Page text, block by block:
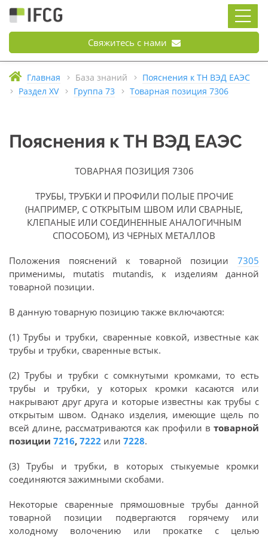
Свяжитесь с нами
Главная База знаний
Пояснения к ТН ВЭД ЕАЭС
Раздел XV
Группа 73 Товарная позиция 7306
Пояснения к ТН ВЭД ЕАЭС
ТОВАРНАЯ ПОЗИЦИЯ 7306
ТРУБЫ, ТРУБКИ И ПРОФИЛИ ПОЛЫЕ ПРОЧИЕ
(НАПРИМЕР, С ОТКРЫТЫМ ШВОМ ИЛИ СВАРНЫЕ,
КЛЕПАНЫЕ ИЛИ СОЕДИНЕННЫЕ АНАЛОГИЧНЫМ
СПОСОБОМ), ИЗ ЧЕРНЫХ МЕТАЛЛОВ
Положения пояснений к товарной позиции 7305
применимы, mutatis mutandis, к изделиям данной
товарной позиции.
В данную товарную позицию также включаются:
(1) Трубы и трубки, сваренные ковкой, известные как
трубы и трубки, сваренные встык.
(2) Трубы и трубки с сомкнутыми кромками, то есть
трубы и трубки, у которых кромки касаются или
накрывают друг друга и которые известны как трубы с
открытым швом. Однако изделия, имеющие щель по
всей длине, рассматриваются как профили в товарной
позиции 7216, 7222 или 7228.
(3) Трубы и трубки, в которых стыкуемые кромки
соединяются зажимными скобами.
Некоторые сваренные прямошовные трубы данной
товарной позиции подвергаются горячему или
холодному волочению или прокатке с целью